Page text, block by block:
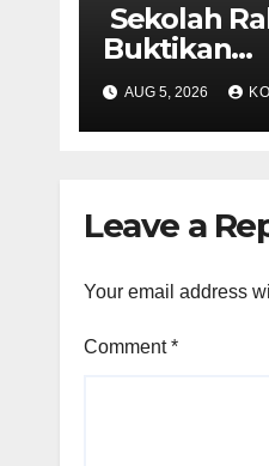
Sekolah
Buktikan
Miskin Kini
Prioritas
AUG 5, 2026
Leave a
Your email address
Comment*